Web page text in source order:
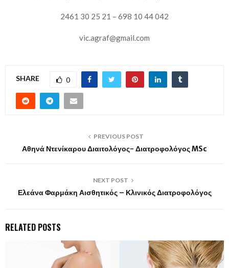
2461 30 25 21 – 698 10 44 042
vic.agraf@gmail.com
SHARE 0
PREVIOUS POST
Αθηνά Ντενίκαρου Διαιτολόγος- Διατροφολόγος MSc
NEXT POST
Ελεάνα Φαρμάκη Αισθητικός – Κλινικός Διατροφολόγος
RELATED POSTS